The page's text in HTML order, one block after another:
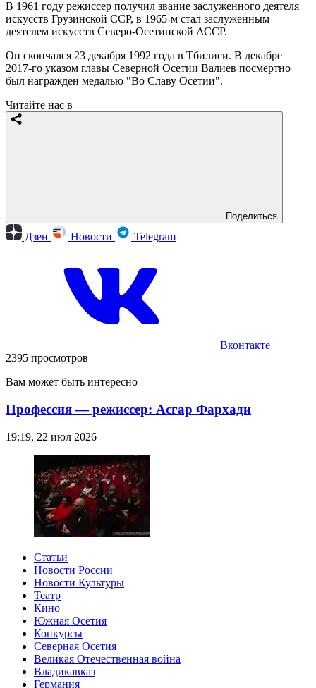
В 1961 году режиссер получил звание заслуженного деятеля
искусств Грузинской ССР, в 1965-м стал заслуженным
деятелем искусств Северо-Осетинской АССР.
Он скончался 23 декабря 1992 года в Тбилиси. В декабре
2017-го указом главы Северной Осетии Валиев посмертно
был награжден медалью "Во Славу Осетии".
Читайте нас в
Поделиться
Дзен Новости Telegram
Вконтакте
2395 просмотров
Вам может быть интересно
Профессия — режиссер: Асгар Фархади
19:19, 22 июл 2026
Статьи
Новости России
Новости Культуры
Театр
Кино
Южная Осетия
Конкурсы
Северная Осетия
Великая Отечественная война
Владикавказ
Германия